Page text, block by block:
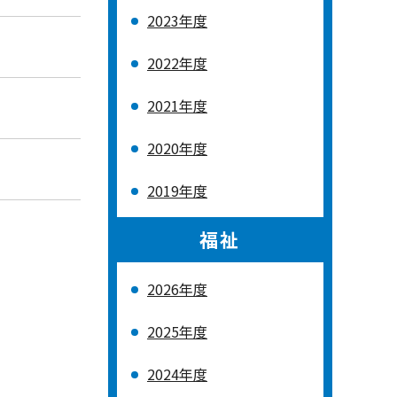
2023年度
2022年度
2021年度
2020年度
2019年度
福祉
2026年度
2025年度
2024年度